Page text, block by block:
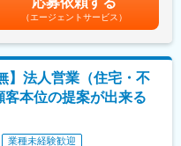
ります。
層が活躍中。
、フォローアップ研修、OJT、
きる体制を整えています。
産の権利・法規関係等の調査
的に審査を行うのではなく、
給賃金はあくまでも目安の金
能性があります。月給(月額)は
（エージェントサービス）
】法人営業（住宅・不
本位の提案が出来る
業種未経験歓迎